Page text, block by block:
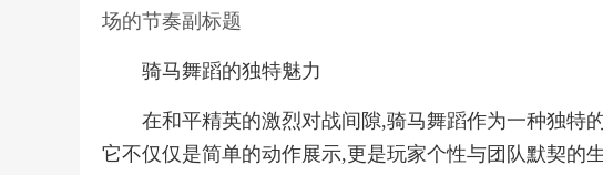
场的节奏副标题
骑马舞蹈的独特魅力
在和平精英的激烈对战间隙,骑马舞蹈作为一种独特
它不仅仅是简单的动作展示,更是玩家个性与团队默契的